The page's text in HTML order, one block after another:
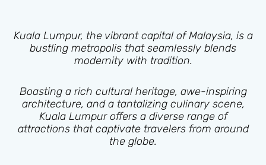
Kuala Lumpur, the vibrant capital of Malaysia, is a
bustling metropolis that seamlessly blends
modernity with tradition.
Boasting a rich cultural heritage, awe-inspiring
architecture, and a tantalizing culinary scene,
Kuala Lumpur offers a diverse range of
attractions that captivate travelers from around
the globe.